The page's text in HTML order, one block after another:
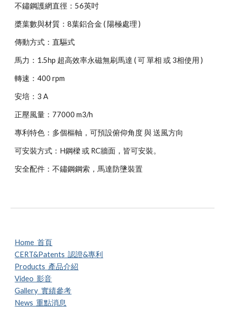
不鏽鋼護網直徑：56英吋
槳葉數與材質：8葉鋁合金 ( 陽極處理 )
傳動方式：直驅式
馬力：1.5hp 超高效率永磁無刷馬達 ( 可 單相 或 3相使用 )
轉速：400 rpm
安培：3 A
正壓風量： 77000 m3/h
專利特色：多個樞軸，可預設俯仰角度 與 送風方向
可安裝方式：H鋼樑 或 RC牆面，皆可安裝。
安全配件：不鏽鋼鋼索，馬達防墬裝置
Home 首頁
CERT&Patents 認證&專利
Products 產品介紹
Video 影音
Gallery 實績參考
News 重點消息